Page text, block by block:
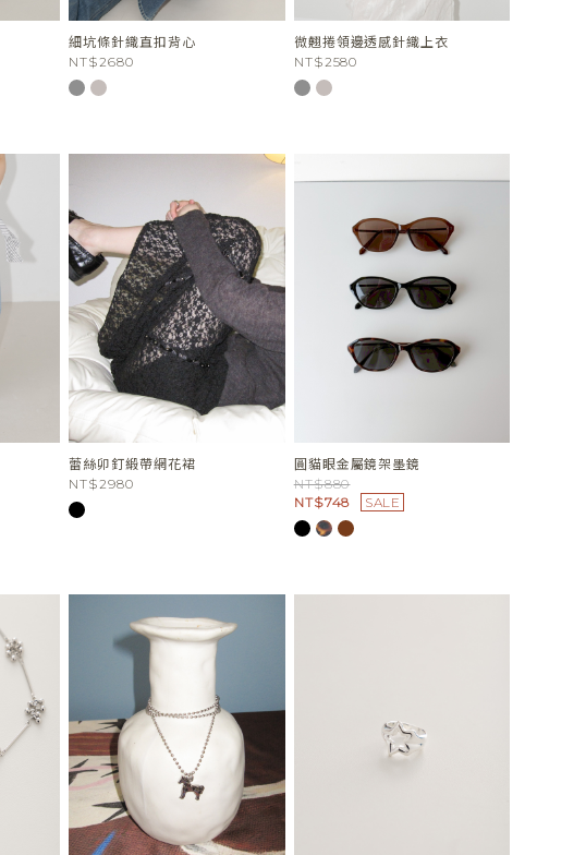
細坑條針織直扣背心
NT$2680
微翹捲領邊透感針織上衣
NT$2580
蕾絲卯釘緞帶網花裙
NT$2980
圓貓眼金屬鏡架墨鏡
NT$880
NT$748
SALE